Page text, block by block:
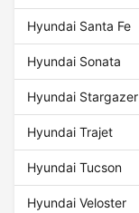
Hyundai Santa Fe
Hyundai Sonata
Hyundai Stargazer
Hyundai Trajet
Hyundai Tucson
Hyundai Veloster